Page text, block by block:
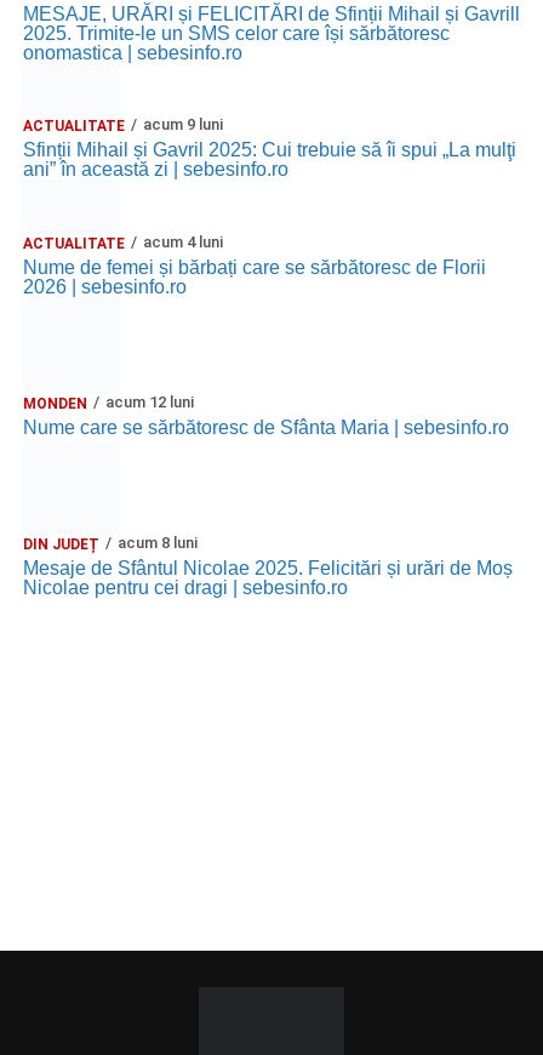
MESAJE, URĂRI și FELICITĂRI de Sfinții Mihail și Gavrill
2025. Trimite-le un SMS celor care își sărbătoresc
onomastica | sebesinfo.ro
ACTUALITATE acum 9 luni
Sfinții Mihail și Gavril 2025: Cui trebuie să îi spui „La mulţi
ani” în această zi | sebesinfo.ro
ACTUALITATE acum 4 luni
Nume de femei și bărbați care se sărbătoresc de Florii
2026 | sebesinfo.ro
MONDEN acum 12 luni
Nume care se sărbătoresc de Sfânta Maria | sebesinfo.ro
DIN JUDEȚ acum 8 luni
Mesaje de Sfântul Nicolae 2025. Felicitări și urări de Moș
Nicolae pentru cei dragi | sebesinfo.ro